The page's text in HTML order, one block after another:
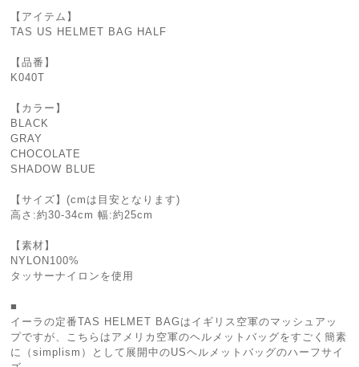
【アイテム】
TAS US HELMET BAG HALF
【品番】
K040T
【カラー】
BLACK
GRAY
CHOCOLATE
SHADOW BLUE
【サイズ】(cmは目安となります)
高さ:約30-34cm 幅:約25cm
【素材】
NYLON100%
タッサーナイロンを使用
■
イーラの定番TAS HELMET BAGはイギリス空軍のマッシュアッ
プですが、こちらはアメリカ空軍のヘルメットバッグをすごく簡素
に（simplism）として展開中のUSヘルメットバッグのハーフサイ